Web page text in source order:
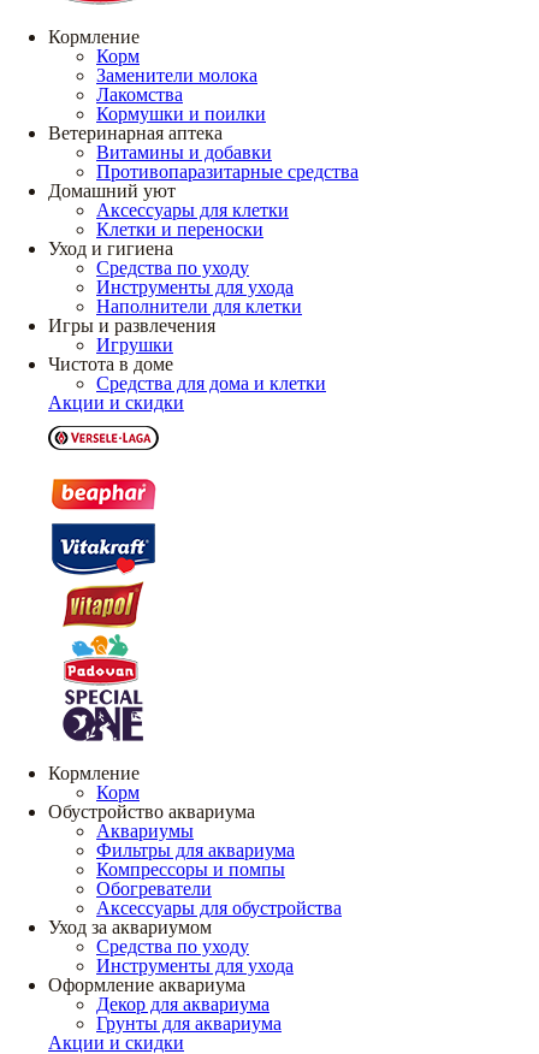
Кормление
Корм
Заменители молока
Лакомства
Кормушки и поилки
Ветеринарная аптека
Витамины и добавки
Противопаразитарные средства
Домашний уют
Аксессуары для клетки
Клетки и переноски
Уход и гигиена
Средства по уходу
Инструменты для ухода
Наполнители для клетки
Игры и развлечения
Игрушки
Чистота в доме
Средства для дома и клетки
Акции и скидки
Кормление
Корм
Обустройство аквариума
Аквариумы
Фильтры для аквариума
Компрессоры и помпы
Обогреватели
Аксессуары для обустройства
Уход за аквариумом
Средства по уходу
Инструменты для ухода
Оформление аквариума
Декор для аквариума
Грунты для аквариума
Акции и скидки